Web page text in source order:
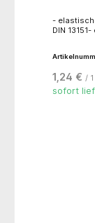
-
DIN
1,24 € /
sofort